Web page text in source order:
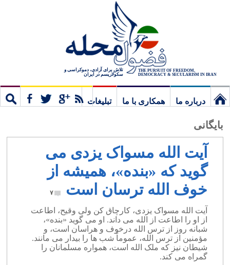
THE PURSUIT OF FREEDOM,
DEMOCRACY & SECULARISM IN IRAN
تلاش برای آزادی، دموکراسی و
سکولاریسم در ایران
درباره ما همکاری با ما
تبلیغات
بایگانی
آیت الله مسواک یزدی می
گوید که «بنده»، همیشه از
خوف الله ترسان است
۷
آیت الله مسواک یزدی، کارچاق کن ولی وقیح، اطاعت
از او را اطاعت از الله می داند. او می گوید «بنده»،
شبانه روز از ترس الله درخوف و هراسان است، و
مؤمنین از ترس الله، عموماً شب ها را بیدار می مانند.
شیطان نیز که ملک الله است، همواره مسلمانان را
گمراه می کند.